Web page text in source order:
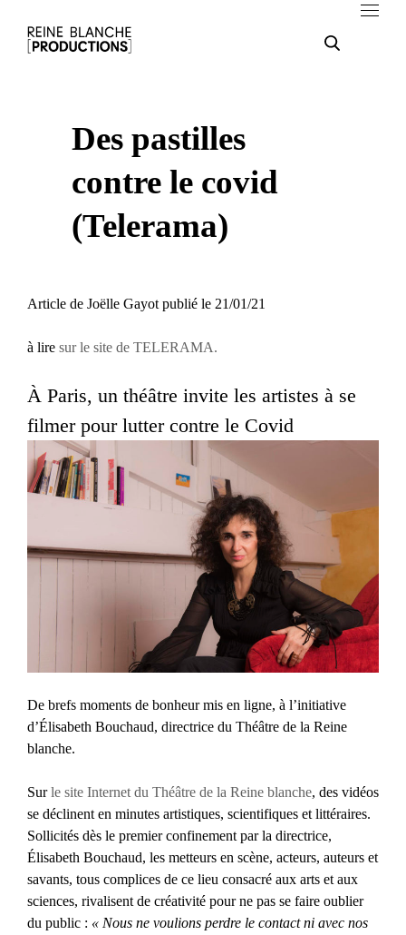
Des pastilles
contre le covid
(Telerama)
Article de Joëlle Gayot publié le 21/01/21
à lire sur le site de TELERAMA.
À Paris, un théâtre invite les artistes à se
filmer pour lutter contre le Covid
De brefs moments de bonheur mis en ligne, à l’initiative
d’Élisabeth Bouchaud, directrice du Théâtre de la Reine
blanche.
Surle site Internet du Théâtre de la Reine blanche, des vidéos
se déclinent en minutes artistiques, scientifiques et littéraires.
Sollicités dès le premier confinement par la directrice,
Élisabeth Bouchaud, les metteurs en scène, acteurs, auteurs et
savants, tous complices de ce lieu consacré aux arts et aux
sciences, rivalisent de créativité pour ne pas se faire oublier
du public : « Nous ne voulions perdre le contact ni avec nos